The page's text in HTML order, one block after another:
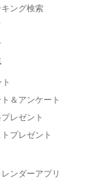
ング検索
＆アンケート
レゼント
プレゼント
ンダーアプリ